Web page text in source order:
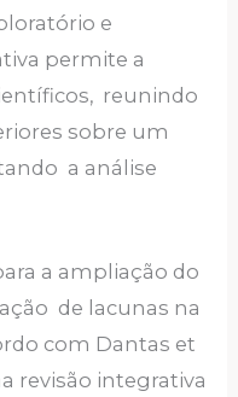
e
permite a
reunindo
sobre um
a análise
a ampliação do
de lacunas na
com Dantas et
revisão integrativa